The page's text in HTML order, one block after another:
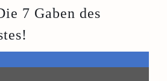
7 Gaben des